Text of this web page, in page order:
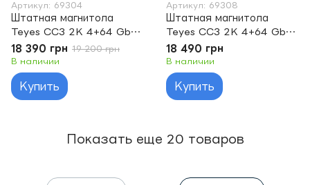
Артикул: 69304
Штатная магнитола
Teyes CC3 2K 4+64 Gb
BMW X1 E84 2009 -
2012 10"
18 390 грн 19 200 грн
В наличии
Купить
Артикул: 69308
Штатная магнитола
Teyes CC3 2K 4+64 Gb
BMW X5 E39 E53 1999 -
2006 9"
18 490 грн
В наличии
Купить
Показать еще 20 товаров